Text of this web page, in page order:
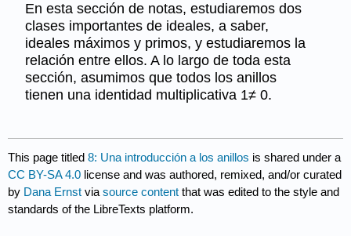
En esta sección de notas, estudiaremos dos
clases importantes de ideales, a saber,
ideales máximos y primos, y estudiaremos la
relación entre ellos. A lo largo de toda esta
sección, asumimos que todos los anillos
tienen una identidad multiplicativa 1≠ 0.
This page titled8: Una introducción a los anillos is shared under a
CC BY-SA 4.0 license and was authored, remixed, and/or curated
by Dana Ernst viasource content that was edited to the style and
standards of the LibreTexts platform.